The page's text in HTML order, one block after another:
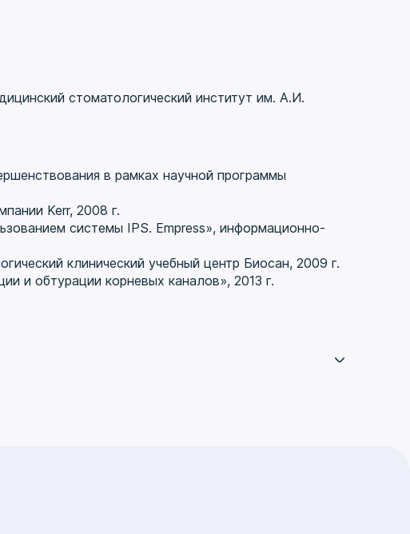
стоматологический институт им. А.И.
в рамках научной программы
Kerr, 2008 г.
системы IPS. Empress», информационно-
клинический учебный центр Биосан, 2009 г.
и обтурации корневых каналов», 2013 г.